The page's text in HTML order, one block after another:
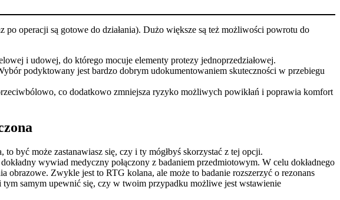
operacji są gotowe do działania). Dużo większe są też możliwości powrotu do
i udowej, do którego mocuje elementy protezy jednoprzedziałowej.
podyktowany jest bardzo dobrym udokumentowaniem skuteczności w przebiegu
co dodatkowo zmniejsza ryzyko możliwych powikłań i poprawia komfort
być może zastanawiasz się, czy i ty mógłbyś skorzystać z tej opcji.
wywiad medyczny połączony z badaniem przedmiotowym. W celu dokładnego
Zwykle jest to RTG kolana, ale może to badanie rozszerzyć o rezonans
samym upewnić się, czy w twoim przypadku możliwe jest wstawienie